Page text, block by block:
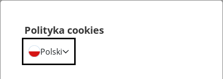
Polityka cookies
Polski